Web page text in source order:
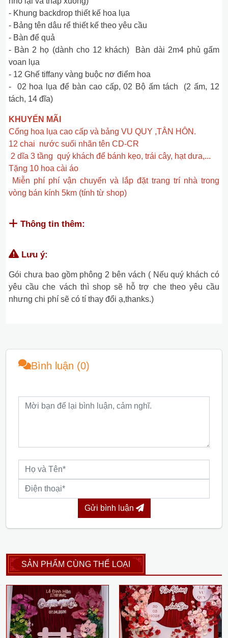
- Khung backdrop thiết kế hoa lụa
- Bảng tên dâu rể thiết kế theo yêu cầu
- Bàn để quả
- Bàn 2 họ (dành cho 12 khách) Bàn dài 2m4 phủ gấm
voan lụa
- 12 Ghế tiffany vàng buộc nơ điểm hoa
- 02 hoa lụa để bàn cao cấp, 02 Bộ ấm tách (2 ấm, 12
tách, 14 đĩa)
KHUYẾN MÃI
Cổng hoa lụa cao cấp và bảng VU QUY ,TÂN HÔN.
12 chai nước suối nhãn tên CD-CR
2 dĩa 3 tầng quý khách để bánh kẹo, trái cây, hạt dưa,...
Tặng 10 hoa cài áo
Miễn phí phí vận chuyển và lắp đặt trang trí nhà trong
vòng bán kính 5km (tính từ shop)
Thông tin thêm:
Lưu ý:
Gói chưa bao gồm phông 2 bên vách ( Nếu quý khách có
yêu cầu che vách thì shop sẽ hỗ trợ che theo yêu cầu
nhưng chi phí sẽ có tí thay đổi ạ,thanks.)
Bình luận (0)
Gửi bình luận
SẢN PHẨM CÙNG THỂ LOẠI